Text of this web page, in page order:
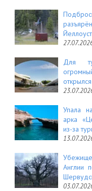
Для
Упала
арка
из-за
Англии